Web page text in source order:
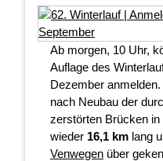
Ab morgen, 10 Uhr,
Auflage des
Dezember
nach Neubau der
zerstörten Brücken
wieder 16,1 km lang
Venwegen über